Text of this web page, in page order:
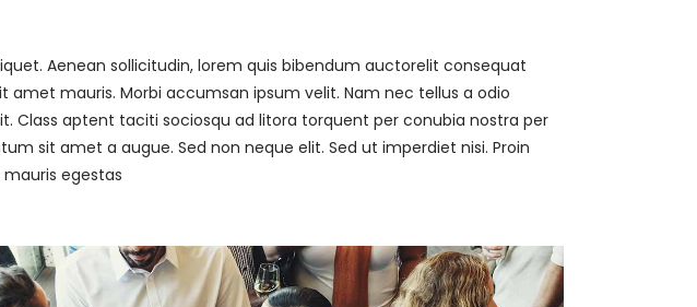
Aenean sollicitudin, lorem quis bibendum auctorelit consequat
mauris. Morbi accumsan ipsum velit. Nam nec tellus a odio
Class aptent taciti sociosqu ad litora torquent per conubia nostra per
sit amet a augue. Sed non neque elit. Sed ut imperdiet nisi. Proin
egestas